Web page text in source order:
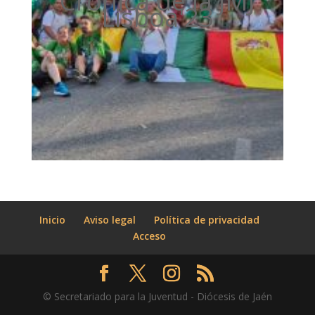
Lisboa'23
Inicio Aviso legal
Política de privacidad
Acceso
© Secretariado para la Juventud - Diócesis de Jaén